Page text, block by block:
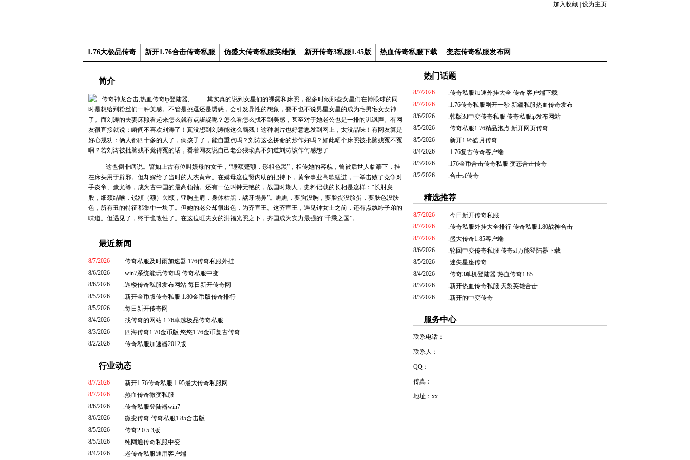
加入收藏 设为主页
1.76大极品传奇 新开1.76合击传奇私服 仿盛大传奇私服英雄版 新开传奇3私服1.45版 热血传奇私服下载 变态传奇私服发布网
简介
其实真的说到女星们的裸露和床照，很多时候那些女星们在博眼球的同
时是想给到粉丝们一种美感。不管是挑逗还是诱惑，会引发异性的想象，要不也不说男星女星的成为宅男宅女女神
了。而刘涛的夫妻床照看起来怎么就有点龌龊呢？怎么看怎么找不到美感，甚至对于她老公也是一排的讥讽声。有网
友很直接就说：瞬间不喜欢刘涛了！真没想到刘涛能这么脑残！这种照片也好意思发到网上，太没品味！有网友算是
好心规劝：俩人都四十多的人了，俩孩子了，能自重点吗？刘涛这么拼命的炒作好吗？如此晒个床照被批脑残冤不冤
啊？若刘涛被批脑残不觉得冤的话，看着网友说自己老公猥琐真不知道刘涛该作何感想了……
这也倒非瞎说。譬如上古有位叫嫫母的女子，“锤额蹙颚，形粗色黑”，相传她的容貌，曾被后世人临摹下，挂
在床头用于辟邪。但却嫁给了当时的人杰黄帝。在嫫母这位贤内助的把持下，黄帝事业高歌猛进，一举击败了竞争对
手炎帝、蚩尤等，成为古中国的最高领袖。还有一位叫钟无艳的，战国时期人，史料记载的长相是这样：“长肘戾
股，细颈结喉，锐頟（额）欠颐，亚胸坠肩，身体枯黑，龋牙塌鼻”。瞧瞧，要胸没胸，要脸蛋没脸蛋，要肤色没肤
色，所有丑的特征都集中一块了。但她的老公却很出色，为齐宣王。这齐宣王，遇见钟女士之前，还有点纨绔子弟的
味道。但遇见了，终于也改性了。在这位旺夫女的洪福光照之下，齐国成为实力最强的“千乘之国”。
最近新闻
传奇私服及时雨加速器 176传奇私服外挂
8/7/2026
win7系统能玩传奇吗 传奇私服中变
8/6/2026
迦楼传奇私服发布网站 每日新开传奇网
8/6/2026
新开金币版传奇私服 1.80金币版传奇排行
8/5/2026
每日新开传奇网
8/5/2026
找传奇的网站 1.76卓越极品传奇私服
8/4/2026
四海传奇1.70金币版 悠悠1.76金币复古传奇
8/3/2026
传奇私服加速器2012版
8/2/2026
行业动态
新开1.76传奇私服 1.95最大传奇私服网
8/7/2026
热血传奇微变私服
8/7/2026
传奇私服登陆器win7
8/6/2026
微变传奇 传奇私服1.85合击版
8/6/2026
传奇2.0.5.3版
8/5/2026
纯网通传奇私服中变
8/5/2026
老传奇私服通用客户端
8/4/2026
热门话题
.传奇私服加速外挂大全 传奇 客户端下载
8/7/2026
.1.76传奇私服刚开一秒 新疆私服热血传奇发布
8/7/2026
.韩版3d中变传奇私服 传奇私服ip发布网站
8/6/2026
.传奇私服1.76精品泡点 新开网页传奇
8/5/2026
.新开1.95皓月传奇
8/5/2026
.1.76复古传奇客户端
8/4/2026
.176金币合击传奇私服 变态合击传奇
8/3/2026
.合击sf传奇
8/2/2026
精选推荐
今日新开传奇私服
8/7/2026
传奇私服外挂大全排行 传奇私服1.80战神合击
8/7/2026
盛大传奇1.85客户端
8/7/2026
轮回中变传奇私服 传奇sf万能登陆器下载
8/6/2026
迷失星座传奇
8/5/2026
传奇3单机登陆器 热血传奇1.85
8/4/2026
新开热血传奇私服 天裂英雄合击
8/3/2026
新开的中变传奇
8/3/2026
服务中心
联系电话：
联系人：
QQ：
传真：
地址：xx